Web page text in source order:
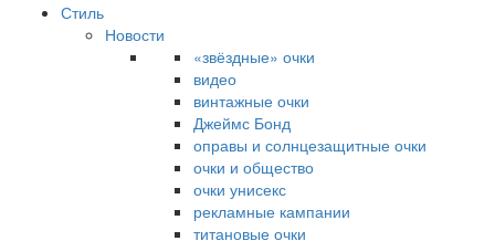
Стиль
Новости
«звёздные» очки
видео
винтажные очки
Джеймс Бонд
оправы и солнцезащитные очки
очки и общество
очки унисекс
рекламные кампании
титановые очки